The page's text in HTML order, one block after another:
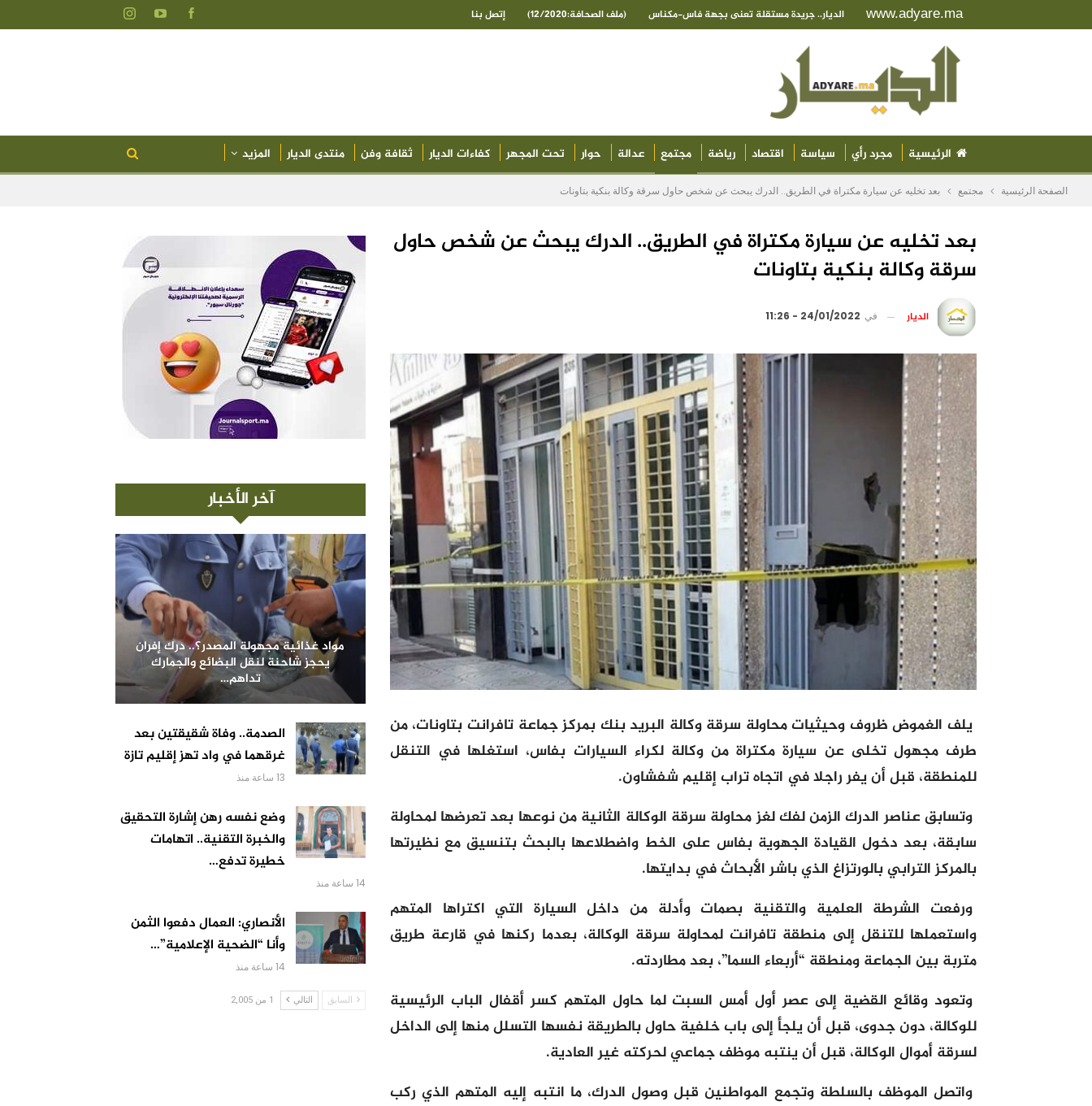
www.adyare.ma الديار.. جريدة مستقلة تعنى بجهة فاس-مكناس (ملف الصحافة:12/2020) إتصل بنا
الرئيسية مجرد رأي سياسة اقتصاد رياضة مجتمع عدالة حوار تحت المجهر كفاءات الديار ثقافة وفن منتدى الديار المزيد
الصفحة الرئيسية مجتمع بعد تخليه عن سيارة مكتراة في الطريق.. الدرك يبحث عن شخص حاول سرقة وكالة بنكية بتاونات
بعد تخليه عن سيارة مكتراة في الطريق.. الدرك يبحث عن شخص حاول
سرقة وكالة بنكية بتاونات
الديار في 24/01/2022 - 11:26
يلف الغموض ظروف وحيثيات محاولة سرقة وكالة البريد بنك بمركز جماعة تافرانت بتاونات، من
طرف مجهول تخلى عن سيارة مكتراة من وكالة لكراء السيارات بفاس، استغلها في التنقل
للمنطقة، قبل أن يفر راجلا في اتجاه تراب إقليم شفشاون.
وتسابق عناصر الدرك الزمن لفك لغز محاولة سرقة الوكالة الثانية من نوعها بعد تعرضها لمحاولة
سابقة، بعد دخول القيادة الجهوية بفاس على الخط واضطلاعها بالبحث بتنسيق مع نظيرتها
بالمركز الترابي بالورتزاغ الذي باشر الأبحاث في بدايتها.
ورفعت الشرطة العلمية والتقنية بصمات وأدلة من داخل السيارة التي اكتراها المتهم
واستعملها للتنقل إلى منطقة تافرانت لمحاولة سرقة الوكالة، بعدما ركنها في قارعة طريق
متربة بين الجماعة ومنطقة “أربعاء السما”، بعد مطاردته.
وتعود وقائع القضية إلى عصر أول أمس السبت لما حاول المتهم كسر أقفال الباب الرئيسية
للوكالة، دون جدوى، قبل أن يلجأ إلى باب خلفية حاول بالطريقة نفسها التسلل منها إلى الداخل
لسرقة أموال الوكالة، قبل أن ينتبه موظف جماعي لحركته غير العادية.
واتصل الموظف بالسلطة وتجمع المواطنين قبل وصول الدرك، ما انتبه إليه المتهم الذي ركب
آخر الأخبار
مواد غذائية مجهولة المصدر؟.. درك إفران
يحجز شاحنة لنقل البضائع والجمارك
تداهم…
الصدمة.. وفاة شقيقتين بعد
غرقهما في واد تهز إقليم تازة
13 ساعة منذ
وضع نفسه رهن إشارة التحقيق
والخبرة التقنية.. اتهامات
خطيرة تدفع…
14 ساعة منذ
الأنصاري: العمال دفعوا الثمن
وأنا “الضحية الإعلامية”…
14 ساعة منذ
السابق التالي 1 من 2,005